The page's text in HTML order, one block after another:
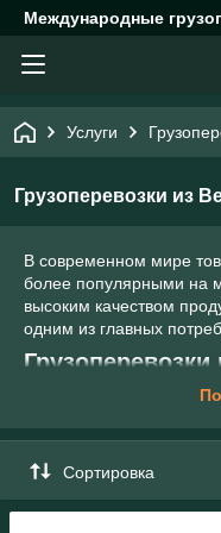
Международные
Услуги
Грузоперевозки из
В современном мире
более популярными на
высоким качеством
одним из главных
Сортировка